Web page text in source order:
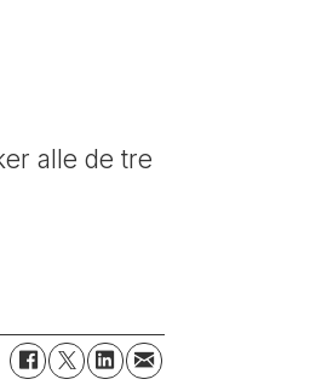
alle de tre